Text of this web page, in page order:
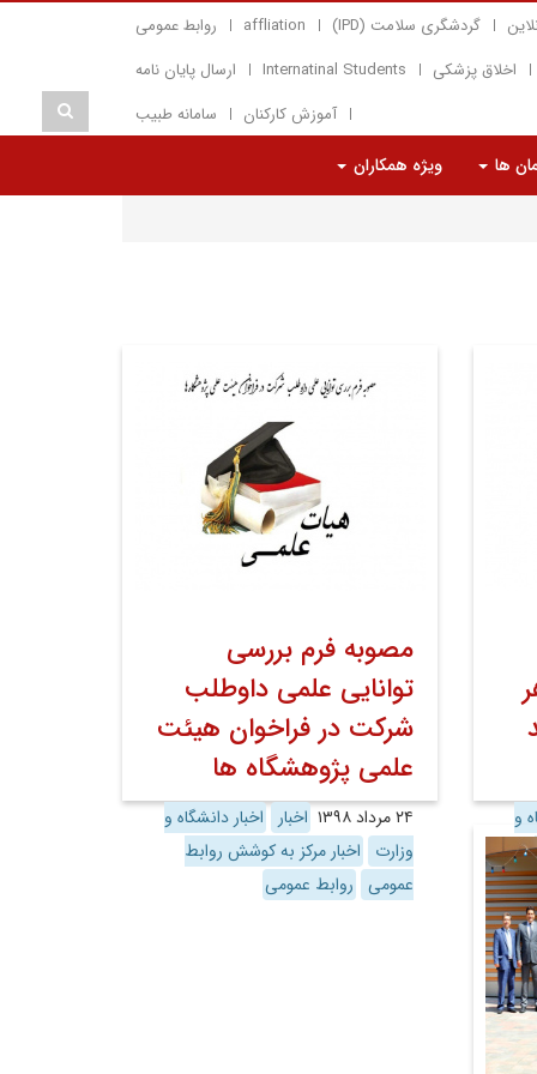
گردشگری سلامت (IPD) affliation
روابط عمومی
اخلاق پزشکی Internatinal Students
ارسال پایان نامه
آموزش کارکنان
سامانه طبیب
ها
ویژه همکاران
و
مصوبه فرم بررسی
توانایی علمی داوطلب
شرکت در فراخوان هیئت
علمی پژوهشگاه ها
۲۴ مرداد ۱۳۹۸ اخبار
اخبار دانشگاه و
وزارت
اخبار مرکز به کوشش روابط
عمومی روابط عمومی